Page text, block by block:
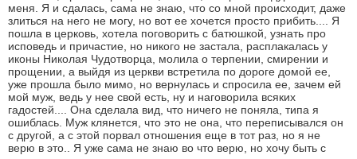
меня. Я и сдалась, сама не знаю, что со мной происходит, даже
злиться на него не могу, но вот ее хочется просто прибить.... Я
пошла в церковь, хотела поговорить с батюшкой, узнать про
исповедь и причастие, но никого не застала, расплакалась у
иконы Николая Чудотворца, молила о терпении, смирении и
прощении, а выйдя из церкви встретила по дороге домой ее,
уже прошла было мимо, но вернулась и спросила ее, зачем ей
мой муж, ведь у нее свой есть, ну и наговорила всяких
гадостей.... Она сделала вид, что ничего не поняла, типа я
ошиблась. Муж клянется, что это не она, что переписывался он
с другой, а с этой порвал отношения еще в тот раз, но я не
верю в это.. Я уже сама не знаю во что верю, но хочу быть с